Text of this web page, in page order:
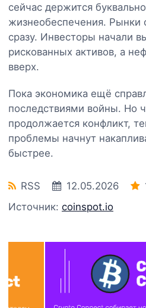
сейчас держится
жизнеобеспечения. Рынки
сразу. Инвесторы начали
рискованных активов, а
вверх.
Пока экономика ещё
последствиями войны. Но
продолжается конфликт,
проблемы начнут
быстрее.
RSS 12.05.2026
Источник: coinspot.io